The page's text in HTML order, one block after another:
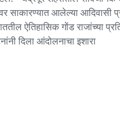
साकारण्यात आलेल्या आदिवासी
ऐतिहासिक गोंड राजांच्या
दिला आंदोलनाचा इशारा